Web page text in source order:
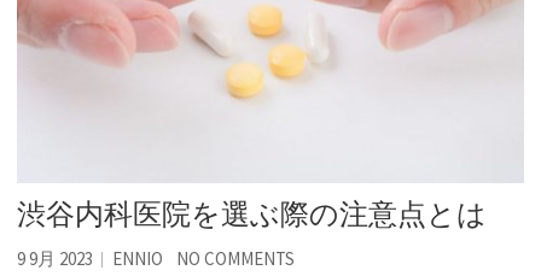
渋谷内科医院を選ぶ際の注意点とは
9 9月 2023 ENNIO NO COMMENTS